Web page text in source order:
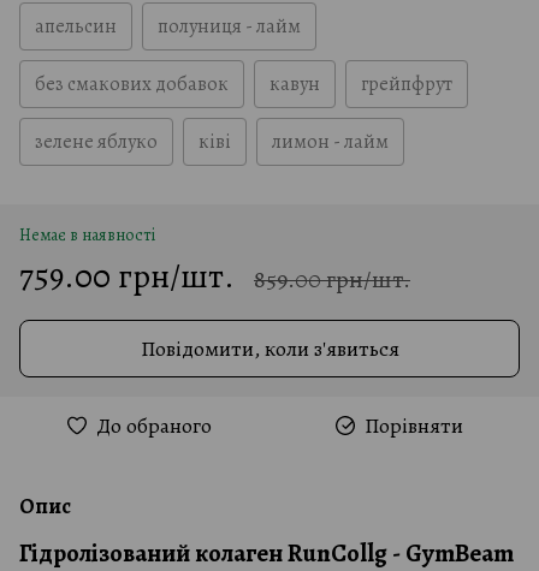
апельсин полуниця - лайм
без смакових добавок кавун грейпфрут
зелене яблуко ківі лимон - лайм
Немає в наявності
759.00 грн/шт. 859.00 грн/шт.
Повідомити, коли з'явиться
До обраного Порівняти
Опис
Гідролізований колаген RunCollg - GymBeam